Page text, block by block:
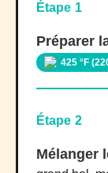
Étape 1
Préparer
425 °F
Étape 2
Mélanger